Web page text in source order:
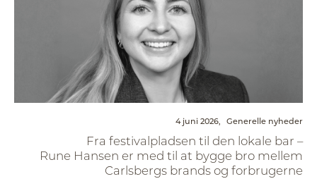
4 juni 2026, Generelle nyheder
Fra festivalpladsen til den lokale bar –
Rune Hansen er med til at bygge bro mellem
Carlsbergs brands og forbrugerne